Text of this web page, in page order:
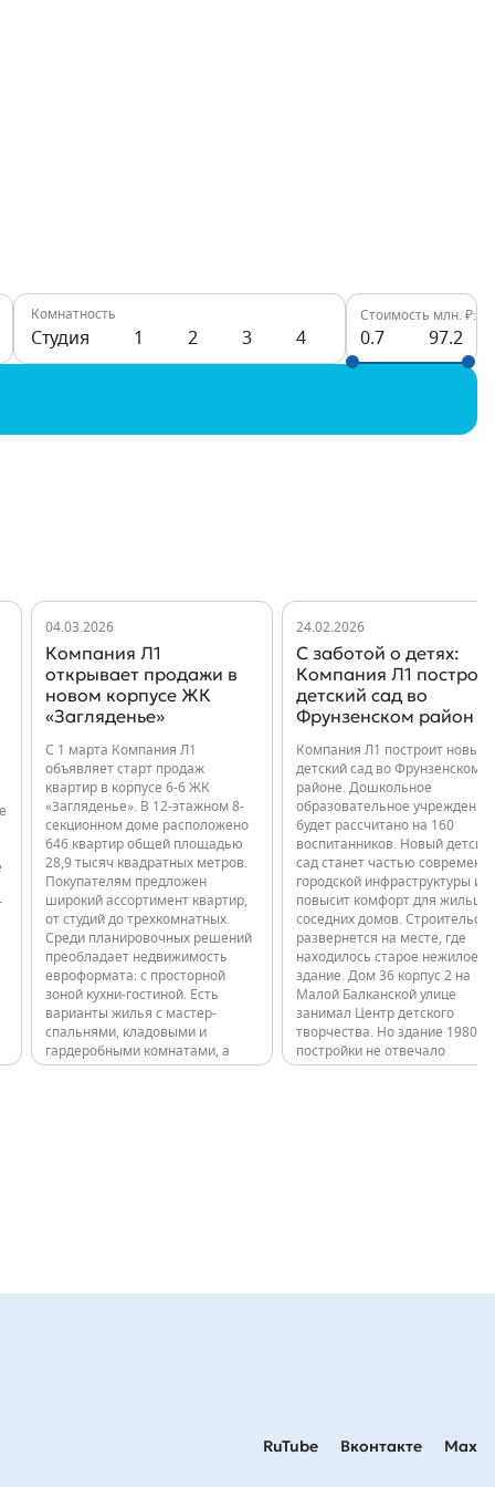
Комнатность
Студия 1 2 3 4
Стоимость млн. ₽:
0.7 97.2
04.03.2026
Компания Л1
открывает продажи в
новом корпусе ЖК
«Загляденье»
С 1 марта Компания Л1
объявляет старт продаж
квартир в корпусе 6-6 ЖК
«Загляденье». В 12-этажном 8-
секционном доме расположено
646 квартир общей площадью
28,9 тысяч квадратных метров.
Покупателям предложен
широкий ассортимент квартир,
от студий до трехкомнатных.
Среди планировочных решений
преобладает недвижимость
евроформата: с просторной
зоной кухни-гостиной. Есть
варианты жилья с мастер-
спальнями, кладовыми и
гардеробными комнатами, а
также ситихаусы: квартиры на
24.02.2026
С заботой о детях:
Компания Л1
детский сад во
Фрунзенском район
Компания Л1 построит новый
детский сад во Фрунзенском
районе. Дошкольное
образовательное учреждение
будет рассчитано на 160
воспитанников. Новый
сад станет частью
городской инфраструктуры и
повысит комфорт для жильцов
соседних домов.
развернется на месте, где
находилось старое нежилое
здание. Дом 36 корпус 2 на
Малой Балканской улице
занимал Центр детского
творчества. Но здание 1980
постройки не отвечало
современным требованиям
RuTube Вконтакте Max